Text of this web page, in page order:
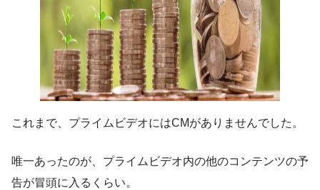
これまで、プライムビデオにはCMがありませんでした。
唯一あったのが、プライムビデオ内の他のコンテンツの予
告が冒頭に入るくらい。